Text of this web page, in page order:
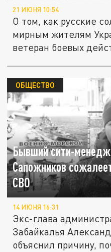
21 ИЮНЯ 10:54
О том, как русские
мирным жителям
ветеран боевых
Бывший сити-
Сапожников
СВО
ОБЩЕСТВО
14 ИЮНЯ 16:31
Экс-глава
Забайкалья
объяснил причину,